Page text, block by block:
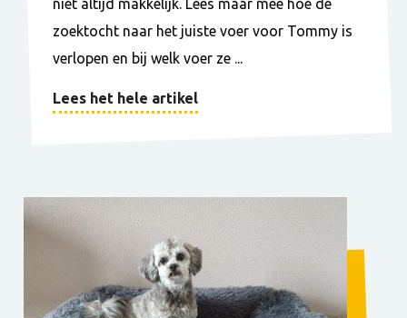
niet altijd makkelijk. Lees maar mee hoe de
zoektocht naar het juiste voer voor Tommy is
verlopen en bij welk voer ze ...
Lees het hele artikel